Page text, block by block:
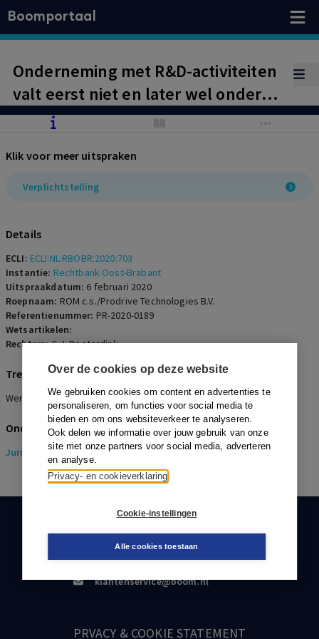
Over de cookies op deze website
We gebruiken cookies om content en advertenties te
personaliseren, om functies voor social media te
bieden en om ons websiteverkeer te analyseren.
Ook delen we informatie over jouw gebruik van onze
site met onze partners voor social media, adverteren
en analyse.
Privacy- en cookieverklaring
Cookie-instellingen
Alle cookies toestaan
Boomportaal
Onderneming met R&D-activiteiten
valt eerst niet en later wel onder
werkingssfeer metaal en techniek
Klik voor meer uitspraken
Verplichtstelling
Details
ECLI: ECLI:NL:RBOBR:2020:703
Instantie: Rechtbank Oost-Brabant
Uitspraakdatum: 6 februari 2020
Roepnaam: ROM c.s./Prodrive Technologies B.V.
Referentienummer: PR-2020-0189
Wetsartikelen:
Rechters:G.J. Roeterdink
Trefwoorden
Werkingsfeer, Hoofdzakelijkheidscriterium, Verplichtstelling
Onderwerpen
Juridisch> Pensioenrecht
klantenservice@boom.nl
PRVACY & COOKIE STATEMENT